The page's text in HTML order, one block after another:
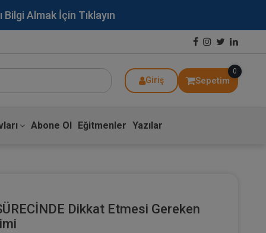
Almak İçin Tıklayın
Giriş Sepetim
0
Abone Ol Eğitmenler Yazılar
Dikkat Etmesi Gereken